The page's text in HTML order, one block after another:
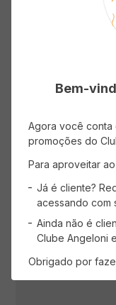
Faixa FESTCOLOR
( R$ 2,89/un )
R$ 2,89
ADICIONAR AO
Bem-
Agora você conta
promoções do
Para aproveitar ao
Já é cliente?
acessando com
Ainda não é
Clube Angeloni
Obrigado por